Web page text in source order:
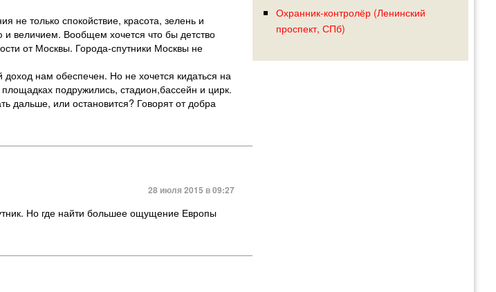
не только спокойствие, красота, зелень и
и величием. Вообщем хочется что бы детство
от Москвы. Города-спутники Москвы не
нам обеспечен. Но не хочется кидаться на
подружились, стадион,бассейн и цирк.
дальше, или остановится? Говорят от добра
28 июля 2015 в 09:27
Но где найти большее ощущение Европы
Охранник-контролёр (Ленинский
проспект, СПб)